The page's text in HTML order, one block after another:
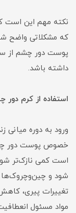
نکته مهم این است
که مشکلاتی واضح
پوست دور چشم از
داشته باشد.
استفاده از کرم
ورود به دوره میانی
خصوص پوست دور
است کمی نازک‌تر
شود و چین‌وچروک‌ها
تغییرات پیری،
مواد مسئول